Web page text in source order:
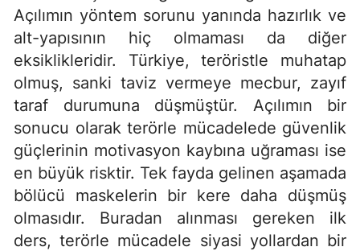
Açılımın yöntem sorunu yanında hazırlık ve
alt-yapısının hiç olmaması da diğer
eksiklikleridir. Türkiye, teröristle muhatap
olmuş, sanki taviz vermeye mecbur, zayıf
taraf durumuna düşmüştür. Açılımın bir
sonucu olarak terörle mücadelede güvenlik
güçlerinin motivasyon kaybına uğraması ise
en büyük risktir. Tek fayda gelinen aşamada
bölücü maskelerin bir kere daha düşmüş
olmasıdır. Buradan alınması gereken ilk
ders, terörle mücadele siyasi yollardan bir